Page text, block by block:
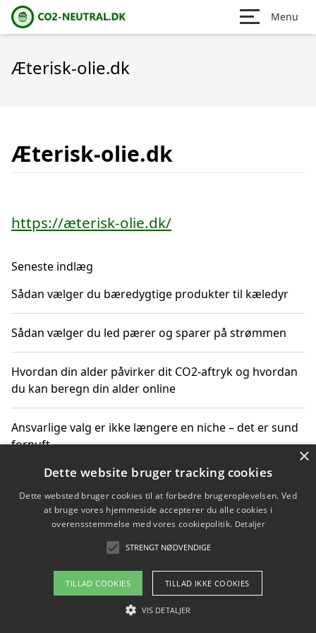
Menu
Æterisk-olie.dk
Æterisk-olie.dk
https://æterisk-olie.dk/
Seneste indlæg
Sådan vælger du bæredygtige produkter til kæledyr
Sådan vælger du led pærer og sparer på strømmen
Hvordan din alder påvirker dit CO2-aftryk og hvordan
du kan beregn din alder online
Ansvarlige valg er ikke længere en niche – det er sund
fornuft
Sådan kan du handle bæredygtigt og bestil med
faktura
Om / kontakt
Blog Betingelser
×
Dette website bruger tracking cookies
Dette websted bruger cookies til at forbedre brugeroplevelsen. Ved
at bruge vores hjemmeside accepterer du alle cookies i
overensstemmelse med vores cookiepolitik. Detaljer
STRENGT NØDVENDIGE
TILLAD COOKIES TILLAD IKKE COOKIES
VIS DETALJER